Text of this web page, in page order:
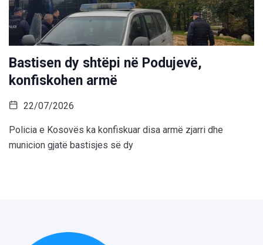
Bastisen dy shtëpi në Podujevë,
konfiskohen armë
22/07/2026
Policia e Kosovës ka konfiskuar disa armë zjarri dhe
municion gjatë bastisjes së dy